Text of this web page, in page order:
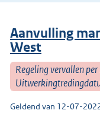
Aanvulling
West
Regeling vervallen
Geldend van 12-07-